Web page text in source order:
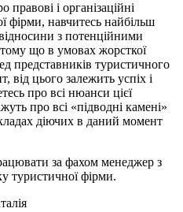
і організаційні
фірми, навчитесь найбільш
з потенційними
що в умовах жорсткої
представників туристичного
від цього залежить успіх і
про всі нюанси цієї
про всі «підводні камені»
діючих в даний момент
за фахом менеджер з
туристичної фірми.